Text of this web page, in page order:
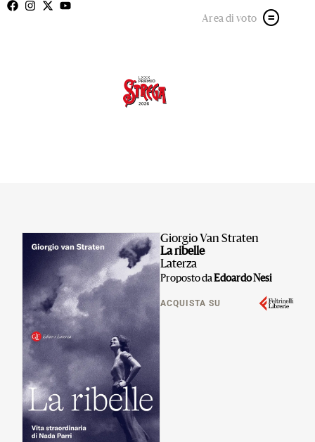
Area di voto
Giorgio Van Straten
La ribelle
Laterza
Proposto daEdoardo Nesi
ACQUISTA SU